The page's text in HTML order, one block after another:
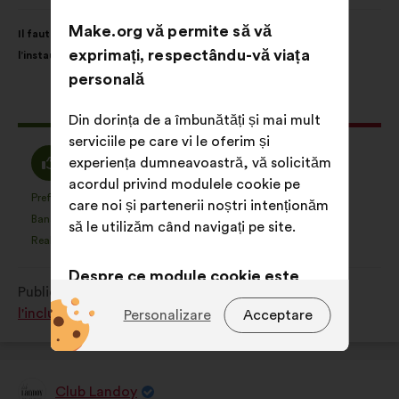
propunerii:
Il faut libérer la parole autour des aidant(e)s pour favoriser
l’instauration d’un climat de confiance en entreprise.
propunere
a
întrunit:
următoarea
distribuire:
Acord
:
75%
Această
propunere
primit
clasificarea:
Preferință
: 25
ori
Banalitate
: 17
ori
Realistă
:ori
Neutru 15%
Această
propunere
primit
clasificarea:
Nicio evaluare
:ori
Nu am înțeles
:ori
Publicată în
l'inclusion dans le monde du travail ?
Club Landoy
Make.org vă permite să vă
exprimați, respectându-vă viața
personală
Din dorința de a îmbunătăți și mai mult
serviciile pe care vi le oferim și
experiența dumneavoastră, vă solicităm
acordul privind modulele cookie pe
care noi și partenerii noștri intenționăm
să le utilizăm când navigați pe site.
Despre ce module cookie este
vorba?
module cookie
Acceptare
Personalizare